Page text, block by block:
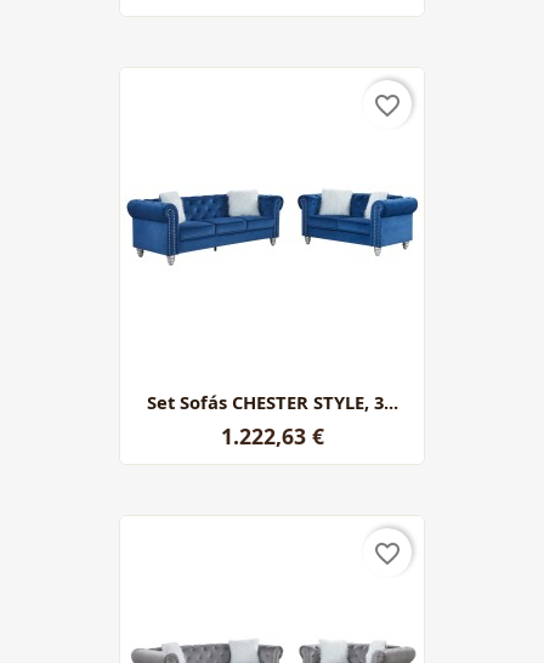
Set Sofás CHESTER STYLE, 3...
1.222,63 €
favorite_border
favorite_border